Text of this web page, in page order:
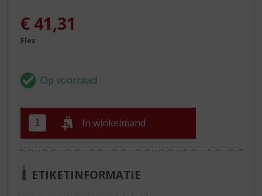
€ 41,31
Fles
In winkelmand
ETIKETINFORMATIE